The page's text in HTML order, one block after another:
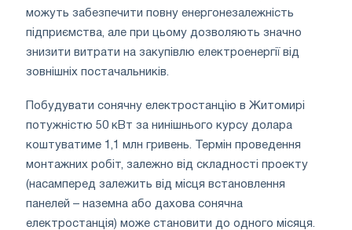
можуть забезпечити повну енергонезалежність
підприємства, але при цьому дозволяють значно
знизити витрати на закупівлю електроенергії від
зовнішніх постачальників.
Побудувати сонячну електростанцію в Житомирі
потужністю 50 кВт за нинішнього курсу долара
коштуватиме 1,1 млн гривень. Термін проведення
монтажних робіт, залежно від складності проекту
(насамперед залежить від місця встановлення
панелей – наземна або дахова сонячна
електростанція) може становити до одного місяця.